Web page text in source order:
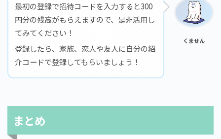
最初の登録で招待コードを入力すると300
円分の残高がもらえますので、是非活用し
てみてください！
登録したら、家族、恋人や友人に自分の紹
介コードで登録してもらいましょう！
くません
まとめ